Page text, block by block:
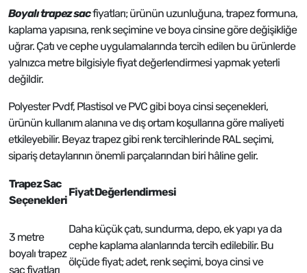
Boyalı trapez sacfiyatları; ürünün uzunluğuna, trapez formuna,
kaplama yapısına, renk seçimine ve boya cinsine göre değişikliğe
uğrar. Çatı ve cephe uygulamalarında tercih edilen bu ürünlerde
yalnızca metre bilgisiyle fiyat değerlendirmesi yapmak yeterli
değildir.
Polyester Pvdf, Plastisol ve PVC gibi boya cinsi seçenekleri,
ürünün kullanım alanına ve dış ortam koşullarına göre maliyeti
etkileyebilir. Beyaz trapez gibi renk tercihlerinde RAL seçimi,
sipariş detaylarının önemli parçalarından biri hâline gelir.
Trapez Sac
Seçenekleri
Fiyat Değerlendirmesi
3 metre
boyalı trapez
sac fiyatları
Daha küçük çatı, sundurma, depo, ek yapı ya da
cephe kaplama alanlarında tercih edilebilir. Bu
ölçüde fiyat; adet, renk seçimi, boya cinsi ve